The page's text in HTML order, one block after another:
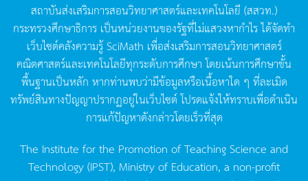
สถาบันส่งเสริมการสอนวิทยาศาสตร์และเทคโนโลยี (สสวท.)
กระทรวงศึกษาธิการ เป็นหน่วยงานของรัฐที่ไม่แสวงหากำไรได้จัดทำ
เว็บไซต์คลังความรู้SciMath เพื่อส่งเสริมการสอนวิทยาศาสตร์
คณิตศาสตร์และเทคโนโลยีทุกระดับการศึกษา โดยเน้นการศึกษาขั้น
พื้นฐานเป็นหลัก หากท่านพบว่ามีข้อมูลหรือเนื้อหาใด ๆ ที่ละเมิด
ทรัพย์สินทางปัญญาปรากฏอยู่ในเว็บไซต์โปรดแจ้งให้ทราบเพื่อดำเนิน
การแก้ปัญหาดังกล่าวโดยเร็วที่สุด
The Institute for the Promotion of Teaching Science and
Technology (IPST), Ministry of Education, a non-profit